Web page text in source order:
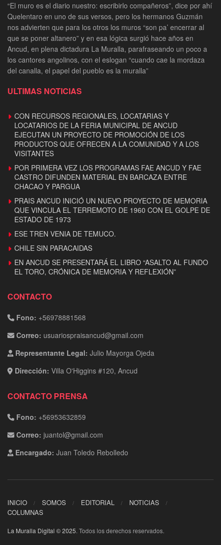
“El muro es el diario nuestro: escribirlo compañeros”, dice por ahí
Quelentaro en uno de sus versos, pero los hermanos Guzmán
nos advierten que para los otros los muros “son pa’ encerrar al
que se poner altanero” y en esa lógica surgió hace años en
Ancud, en plena dictadura La Muralla, parafraseando un poco a
los cantores angolinos, con el eslogan “cuando cae la mordaza
del canalla, el papel del pueblo es la muralla”
ULTIMAS NOTICIAS
CON RECURSOS REGIONALES, LOCATARIAS Y
LOCATARIOS DE LA FERIA MUNICIPAL DE ANCUD
EJECUTAN UN PROYECTO DE PROMOCIÓN DE LOS
PRODUCTOS QUE OFRECEN A LA COMUNIDAD Y A LOS
VISITANTES
POR PRIMERA VEZ LOS PROGRAMAS FAE ANCUD Y FAE
CASTRO DIFUNDEN MATERIAL EN BARCAZA ENTRE
CHACAO Y PARGUA
PRAIS ANCUD INICIÓ UN NUEVO PROYECTO DE MEMORIA
QUE VINCULA EL TERREMOTO DE 1960 CON EL GOLPE DE
ESTADO DE 1973
ESE TREN VENIA DE TEMUCO.
CHILE SIN PARACAIDAS
EN ANCUD SE PRESENTARÁ EL LIBRO “ASALTO AL FUNDO
EL TORO, CRÓNICA DE MEMORIA Y REFLEXIÓN”
CONTACTO
Fono: +56978881568
Correo: usuariospraisancud@gmail.com
Representante Legal: Julio Mayorga Ojeda
Dirección: Villa O'Higgins #120, Ancud
CONTACTO PRENSA
Fono: +56953632859
Correo: juantol@gmail.com
Encargado: Juan Toledo Rebolledo
INICIO SOMOS EDITORIAL
NOTICIAS
COLUMNAS
La Muralla Digital © 2025. Todos los derechos reservados.